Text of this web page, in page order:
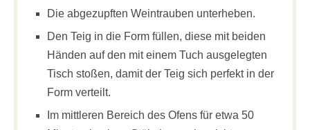
Die abgezupften Weintrauben unterheben.
Den Teig in die Form füllen, diese mit beiden
Händen auf den mit einem Tuch ausgelegten
Tisch stoßen, damit der Teig sich perfekt in der
Form verteilt.
Im mittleren Bereich des Ofens für etwa 50